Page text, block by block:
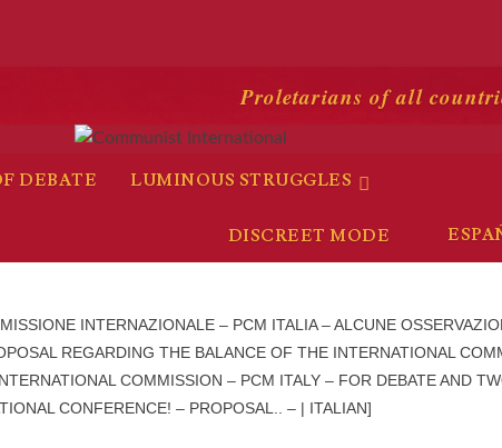
Proletarians of all
DEBATE LUMINOUS STRUGGLES
INTERNAZIONALE – PCM ITALIA – ALCUNE
REGARDING THE BALANCE OF THE INTERNATIONAL
COMMISSION – PCM ITALY – FOR DEBATE AND
CONFERENCE! – PROPOSAL.. – | ITALIAN]